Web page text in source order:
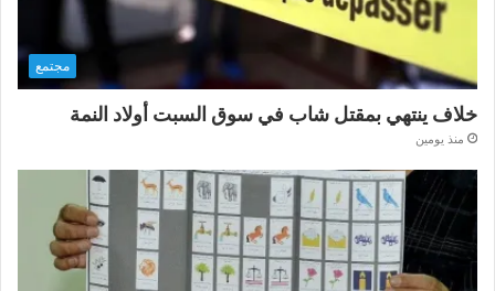
مجتمع
خلاف ينتهي بمقتل شاب في سوق السبت أولاد النمة
منذ يومين